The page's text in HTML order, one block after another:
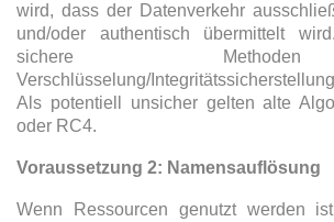
wird, dass der Datenverkehr
und/oder authentisch übermittelt
sichere
Verschlüsselung/
Als potentiell unsicher gelten alte
oder RC4.
Voraussetzung 2: Namensauflösung
Wenn Ressourcen genutzt werden